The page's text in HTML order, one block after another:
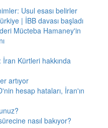
Usul esası belirler
| İBB davası başladı
Mücteba Hamaney'in
Kürtleri hakkında
artıyor
hesap hataları, İran'ın
nasıl bakıyor?